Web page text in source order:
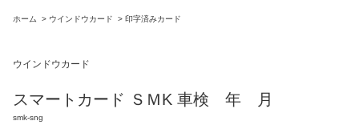
ホーム > ウインドウカード > 印字済みカード
ウインドウカード
スマートカード ＳＭK 車検 年 月
smk-sng